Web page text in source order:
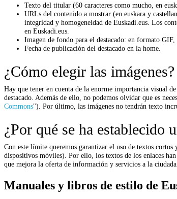
Texto del titular (60 caracteres como mucho, en
URLs del contenido a mostrar (en euskara y
integridad y homogeneidad de Euskadi.eus. Los
en Euskadi.eus.
Imagen de fondo para el destacado: en formato
Fecha de publicación del destacado en la home.
¿Cómo elegir las imágenes?
Hay que tener en cuenta de la enorme importancia visual
destacado. Además de ello, no podemos olvidar que es
Commons"). Por último, las imágenes no tendrán texto
¿Por qué se ha establecido
Con este límite queremos garantizar el uso de textos
dispositivos móviles). Por ello, los textos de los enlaces
que mejora la oferta de información y servicios a la
Manuales y libros de estilo de